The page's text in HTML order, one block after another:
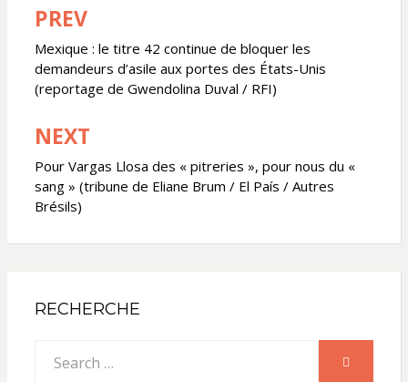
Navigation
de
l’article
PREV
Mexique : le titre 42 continue de bloquer les
demandeurs d’asile aux portes des États-Unis
(reportage de Gwendolina Duval / RFI)
NEXT
Pour Vargas Llosa des « pitreries », pour nous du «
sang » (tribune de Eliane Brum / El País / Autres
Brésils)
RECHERCHE
for:
SEARCH